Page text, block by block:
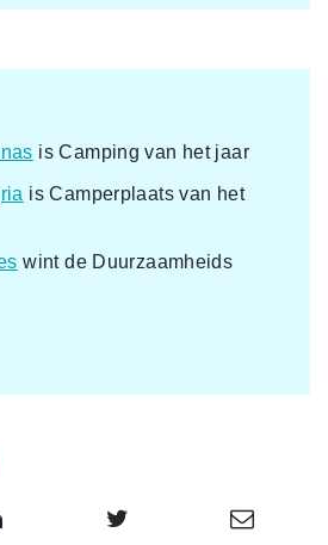
is Camping van het jaar
is Camperplaats van het
wint de Duurzaamheids